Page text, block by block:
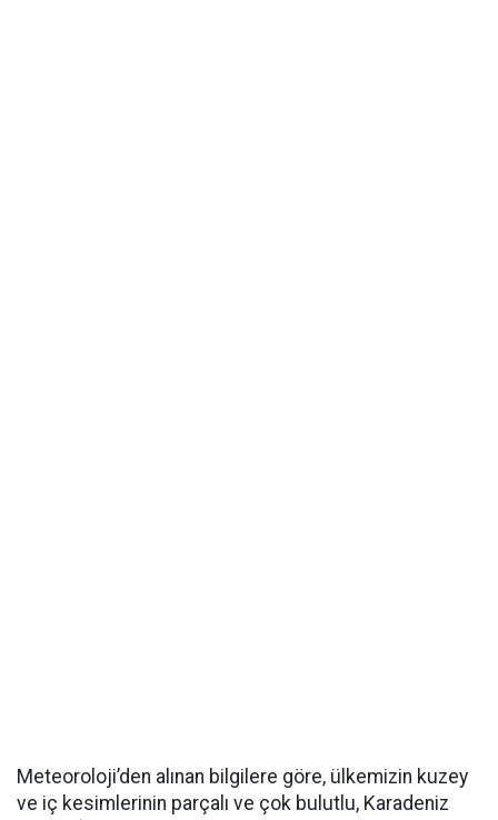
Meteoroloji’den alınan bilgilere göre, ülkemizin kuzey
ve iç kesimlerinin parçalı ve çok bulutlu, Karadeniz